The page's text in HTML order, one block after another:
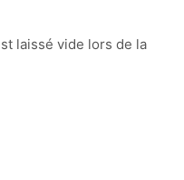
laissé vide lors de la